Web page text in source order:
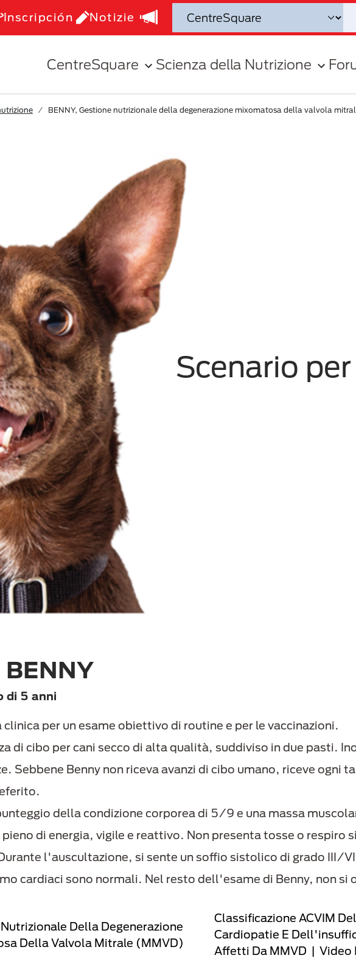
Inscripción Notizie
CentreSquare Scienza della Nutrizione
BENNY, Gestione nutrizionale della degenerazione mixomatosa della valvola
Scenario
di 5 anni
per un esame obiettivo di routine e per le vaccinazioni.
di cibo per cani secco di alta qualità, suddiviso in due pasti.
Sebbene Benny non riceva avanzi di cibo umano, riceve ogni
della condizione corporea di 5/9 e una massa
di energia, vigile e reattivo. Non presenta tosse o respiro
l'auscultazione, si sente un soffio sistolico di grado III/
cardiaci sono normali. Nel resto dell'esame di Benny, non si
Della Degenerazione
Della Valvola Mitrale (MMVD)
Classificazione ACVIM
Cardiopatie E
Affetti Da MMVD | Video